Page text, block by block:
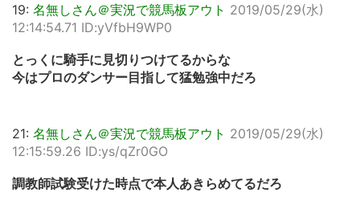
19: 名無しさん＠実況で競馬板アウト 2019/05/29(水)
12:14:54.71 ID:yVfbH9WP0
とっくに騎手に見切りつけてるからな
今はプロのダンサー目指して猛勉強中だろ
21: 名無しさん＠実況で競馬板アウト 2019/05/29(水)
12:15:59.26 ID:ys/qZr0GO
調教師試験受けた時点で本人あきらめてるだろ